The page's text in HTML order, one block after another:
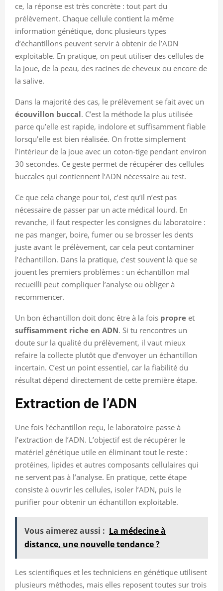
ce, la réponse est très concrète : tout part du
prélèvement. Chaque cellule contient la même
information génétique, donc plusieurs types
d’échantillons peuvent servir à obtenir de l’ADN
exploitable. En pratique, on peut utiliser des cellules de
la joue, de la peau, des racines de cheveux ou encore de
la salive.
Dans la majorité des cas, le prélèvement se fait avec un
écouvillon buccal. C’est la méthode la plus utilisée
parce qu’elle est rapide, indolore et suffisamment fiable
lorsqu’elle est bien réalisée. On frotte simplement
l’intérieur de la joue avec un coton-tige pendant environ
30 secondes. Ce geste permet de récupérer des cellules
buccales qui contiennent l’ADN nécessaire au test.
Ce que cela change pour toi, c’est qu’il n’est pas
nécessaire de passer par un acte médical lourd. En
revanche, il faut respecter les consignes du laboratoire :
ne pas manger, boire, fumer ou se brosser les dents
juste avant le prélèvement, car cela peut contaminer
l’échantillon. Dans la pratique, c’est souvent là que se
jouent les premiers problèmes : un échantillon mal
recueilli peut compliquer l’analyse ou obliger à
recommencer.
Un bon échantillon doit donc être à la fois propre et
suffisamment riche en ADN. Si tu rencontres un
doute sur la qualité du prélèvement, il vaut mieux
refaire la collecte plutôt que d’envoyer un échantillon
incertain. C’est un point essentiel, car la fiabilité du
résultat dépend directement de cette première étape.
Extraction de l’ADN
Une fois l’échantillon reçu, le laboratoire passe à
l’extraction de l’ADN. L’objectif est de récupérer le
matériel génétique utile en éliminant tout le reste :
protéines, lipides et autres composants cellulaires qui
ne servent pas à l’analyse. En pratique, cette étape
consiste à ouvrir les cellules, isoler l’ADN, puis le
purifier pour obtenir un échantillon exploitable.
Vous aimerez aussi : La médecine à
distance, une nouvelle tendance ?
Les scientifiques et les techniciens en génétique utilisent
plusieurs méthodes, mais elles reposent toutes sur trois